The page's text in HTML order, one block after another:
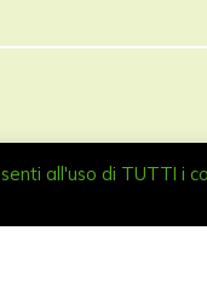
all'uso di TUTTI i